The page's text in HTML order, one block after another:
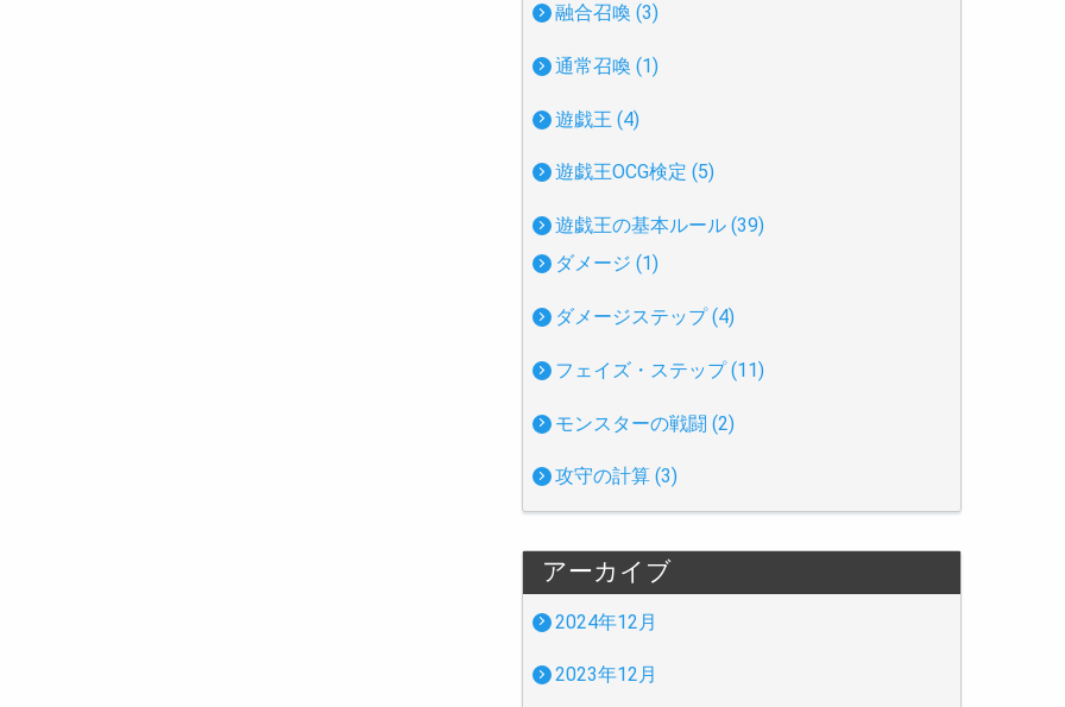
融合召喚 (3)
通常召喚 (1)
遊戯王 (4)
遊戯王OCG検定 (5)
遊戯王の基本ルール (39)
ダメージ (1)
ダメージステップ (4)
フェイズ・ステップ (11)
モンスターの戦闘 (2)
攻守の計算 (3)
アーカイブ
2024年12月
2023年12月